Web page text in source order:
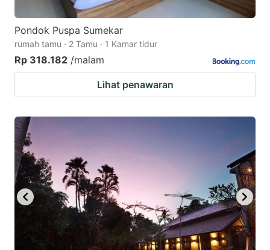
Pondok Puspa Sumekar
rumah tamu · 2 Tamu · 1 Kamar tidur
Rp 318.182 /malam
Lihat penawaran